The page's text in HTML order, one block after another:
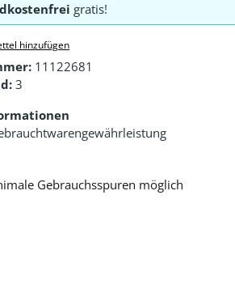
gratis!
hinzufügen
11122681
3
Gebrauchsspuren möglich